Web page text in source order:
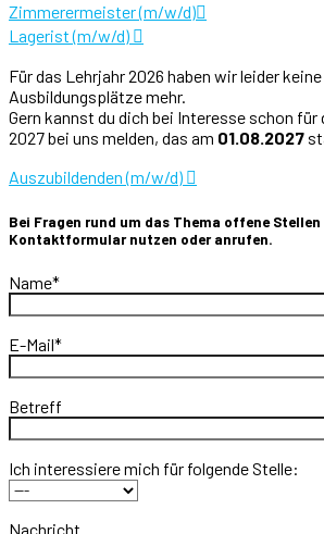
Zimmerermeister (m/w/d)
Lagerist (m/w/d)
Für das Lehrjahr 2026 haben wir leider
Ausbildungsplätze mehr.
Gern kannst du dich bei Interesse schon
2027 bei uns melden, das am 01.08.2027
Auszubildenden (m/w/d)
Bei Fragen rund um das Thema offene
Kontaktformular nutzen oder anrufen.
Name*
E-Mail*
Betreff
Ich interessiere mich für folgende Stelle:
Nachricht